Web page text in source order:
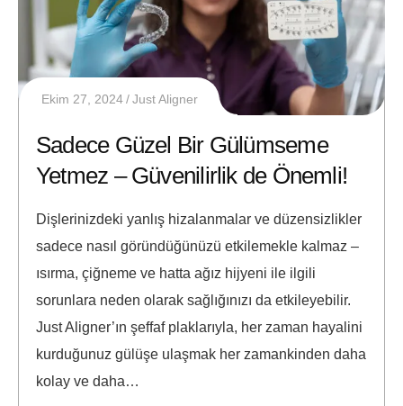
Ekim 27, 2024 Just Aligner
Sadece Güzel Bir Gülümseme
Yetmez – Güvenilirlik de Önemli!
Dişlerinizdeki yanlış hizalanmalar ve düzensizlikler
sadece nasıl göründüğünüzü etkilemekle kalmaz –
ısırma, çiğneme ve hatta ağız hijyeni ile ilgili
sorunlara neden olarak sağlığınızı da etkileyebilir.
Just Aligner’ın şeffaf plaklarıyla, her zaman hayalini
kurduğunuz gülüşe ulaşmak her zamankinden daha
kolay ve daha…